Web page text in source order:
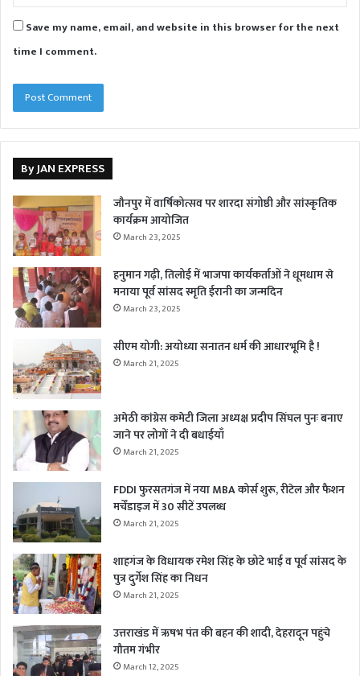
Save my name, email, and website in this browser for the next
time I comment.
By JAN EXPRESS
जौनपुर में वार्षिकोत्सव पर शारदा संगोष्ठी और सांस्कृतिक
कार्यक्रम आयोजित
March 23, 2025
हनुमान गढ़ी, तिलोई में भाजपा कार्यकर्ताओं ने धूमधाम से
मनाया पूर्व सांसद स्मृति ईरानी का जन्मदिन
March 23, 2025
सीएम योगी: अयोध्या सनातन धर्म की आधारभूमि है !
March 21, 2025
अमेठी कांग्रेस कमेटी जिला अध्यक्ष प्रदीप सिंघल पुनः बनाए
जाने पर लोगों ने दी बधाईयाँ
March 21, 2025
FDDI फुरसतगंज में नया MBA कोर्स शुरू, रीटेल और फैशन
मर्चेंडाइज में 30 सीटें उपलब्ध
March 21, 2025
शाहगंज के विधायक रमेश सिंह के छोटे भाई व पूर्व सांसद के
पुत्र दुर्गेश सिंह का निधन
March 21, 2025
उत्तराखंड में ऋषभ पंत की बहन की शादी, देहरादून पहुंचे
गौतम गंभीर
March 12, 2025